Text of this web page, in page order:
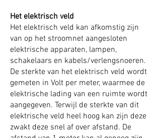
Het elektrisch veld
Het elektrisch veld kan afkomstig zijn
van op het stroomnet aangesloten
elektrische apparaten, lampen,
schakelaars en kabels/verlengsnoeren.
De sterkte van het elektrisch veld wordt
gemeten in Volt per meter, waarmee de
elektrische lading van een ruimte wordt
aangegeven. Terwijl de sterkte van dit
elektrische veld heel hoog kan zijn deze
zwakt deze snel af over afstand. De